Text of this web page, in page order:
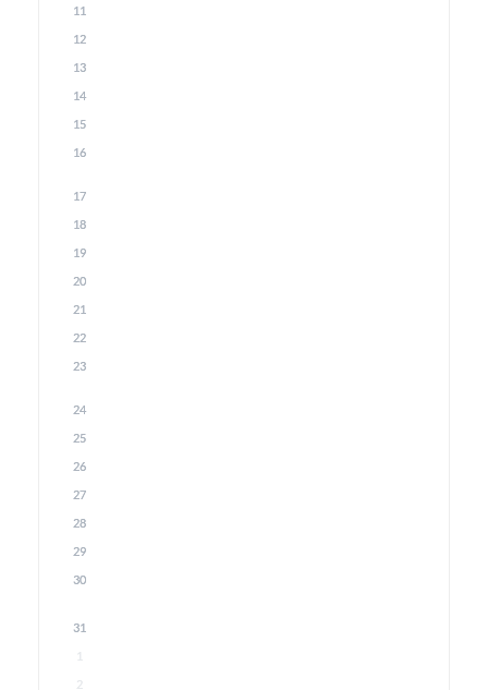
11
12
13
14
15
16
17
18
19
20
21
22
23
24
25
26
27
28
29
30
31
1
2